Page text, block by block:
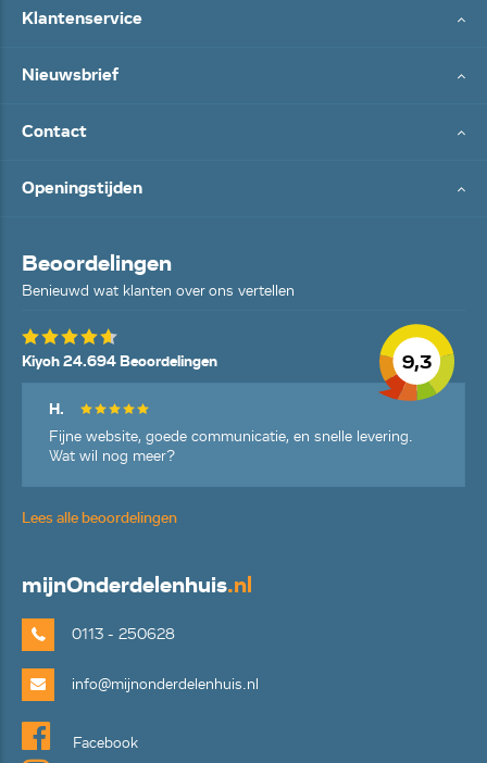
Klantenservice
Nieuwsbrief
Contact
Openingstijden
Beoordelingen
Benieuwd wat klanten over ons vertellen
9,3
Kiyoh 24.694 Beoordelingen
H.
Fijne website, goede communicatie, en snelle levering.
Wat wil nog meer?
Lees alle beoordelingen
mijnOnderdelenhuis.nl
0113 - 250628
info@mijnonderdelenhuis.nl
Facebook